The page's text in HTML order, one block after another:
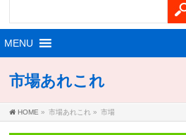
市場あれこれ
HOME » 市場あれこれ » 市場